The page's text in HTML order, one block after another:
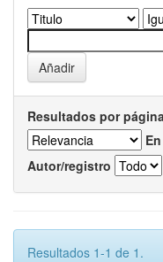
Resultados por página
Autor/registro
Resultados 1-1 de 1.